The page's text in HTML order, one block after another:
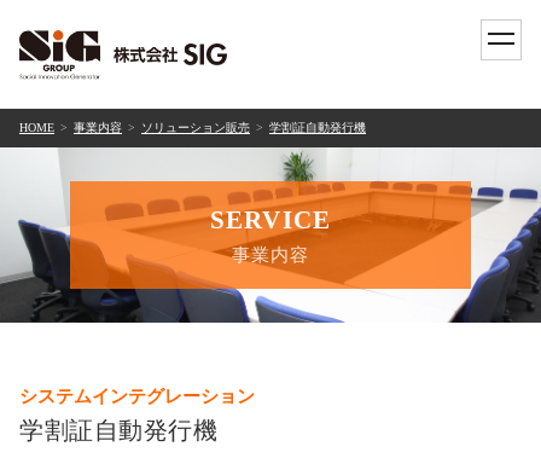
toggle
HOME 事業内容 ソリューション販売 学割証自動発行機
SERVICE
事業内容
システムインテグレーション
学割証自動発行機